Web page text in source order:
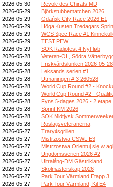
2026-05-30
Revole des Chirats MD
2026-05-29
Björkstubbematchen 2026
2026-05-29
Gdańsk City Race 2026 E1
2026-05-29
Höga Kusten Tredagars
2026-05-29
WCS Spec Race #1
2026-05-29
TEST PEW
2026-05-29
SOK Radiotest 4 Nyt løb
2026-05-28
Veteran-OL, Södra
2026-05-28
Friskvårdslunken 2026-05-28
2026-05-28
Leksands serien #1
2026-05-28
Utmaningen # 3 260528
2026-05-28
World Cup Round #2 -
2026-05-28
World Cup Round #2 -
2026-05-28
Fyns 5-dages 2026 - 2 etape
2026-05-28
Sprint-KM 2026
2026-05-28
SOK Midtjysk
2026-05-28
Roslagsveteranerna
2026-05-27
Trarydsgrillen
2026-05-27
Mistrzostwa CSWL E3
2026-05-27
Mistrzostwa Orientuj się w
2026-05-27
Ungdomsserien 2026 #2
2026-05-27
Ultralång-DM Gästrikland
2026-05-27
Skolmästerskap 2026
2026-05-27
Park Tour Värmland Etapp 3
2026-05-27
Park Tour Värmland, Kil E4